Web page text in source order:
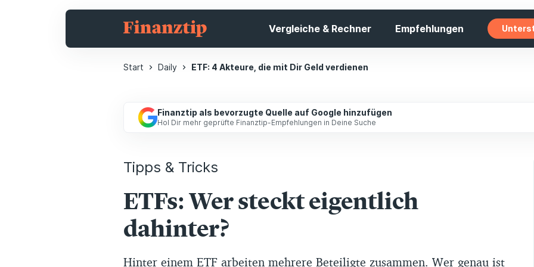
Vergleiche & Rechner Empfehlungen
Start Daily ETF: 4 Akteure, die mit Dir Geld verdienen
Finanztip als bevorzugte Quelle auf Google hinzufügen
Hol Dir mehr geprüfte Finanztip-Empfehlungen in Deine Suche
Tipps & Tricks
ETFs: Wer steckt eigentlich
dahinter?
Hinter einem ETF arbeiten mehrere Beteiligte zusammen. Wer genau ist